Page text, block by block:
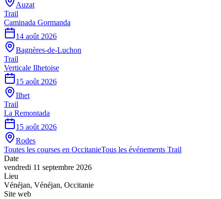
Auzat
Trail
Caminada Gormanda
14 août 2026
Bagnères-de-Luchon
Trail
Verticale Ilhetoise
15 août 2026
Ilhet
Trail
La Remontada
15 août 2026
Rodes
Toutes les courses en OccitanieTous les événements Trail
Date
vendredi 11 septembre 2026
Lieu
Vénéjan, Vénéjan, Occitanie
Site web